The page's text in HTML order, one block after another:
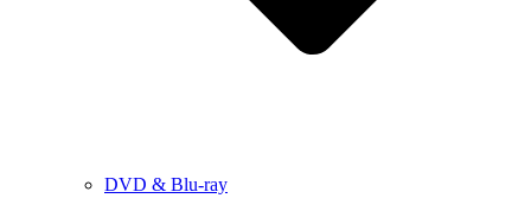
DVD & Blu-ray